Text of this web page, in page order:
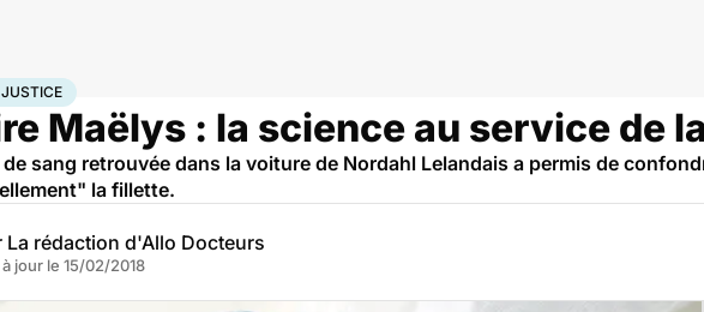
SociétéJustice
Maëlys : la science au service de
sang retrouvée dans la voiture de Nordahl Lelandais a permis de
la fillette.
La rédaction d'Allo Docteurs
jour le 15/02/2018